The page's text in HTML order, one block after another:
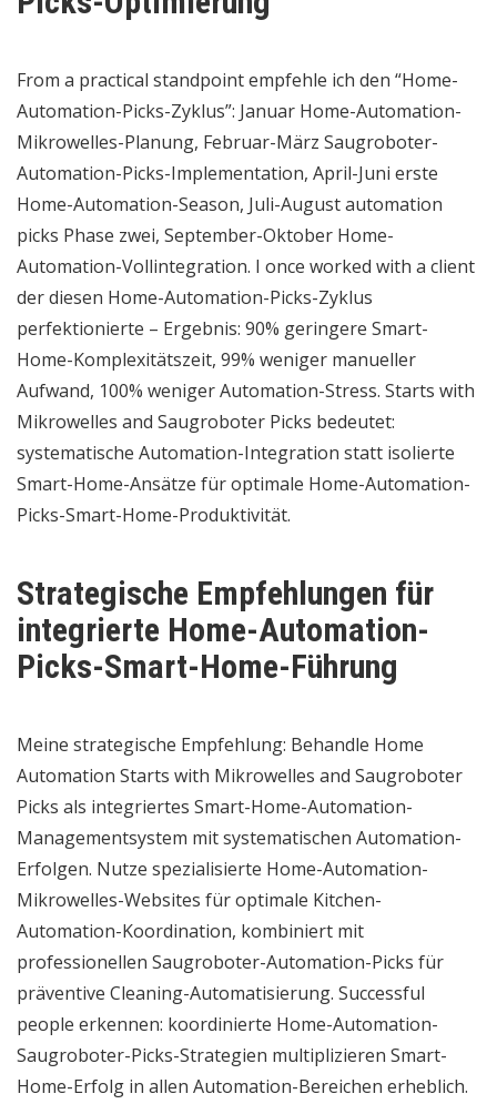
From a practical standpoint empfehle ich den “Home-
Automation-Picks-Zyklus”: Januar Home-Automation-
Mikrowelles-Planung, Februar-März Saugroboter-
Automation-Picks-Implementation, April-Juni erste
Home-Automation-Season, Juli-August automation
picks Phase zwei, September-Oktober Home-
Automation-Vollintegration. I once worked with a client
der diesen Home-Automation-Picks-Zyklus
perfektionierte – Ergebnis: 90% geringere Smart-
Home-Komplexitätszeit, 99% weniger manueller
Aufwand, 100% weniger Automation-Stress. Starts with
Mikrowelles and Saugroboter Picks bedeutet:
systematische Automation-Integration statt isolierte
Smart-Home-Ansätze für optimale Home-Automation-
Picks-Smart-Home-Produktivität.
Strategische Empfehlungen für
integrierte Home-Automation-
Picks-Smart-Home-Führung
Meine strategische Empfehlung: Behandle Home
Automation Starts with Mikrowelles and Saugroboter
Picks als integriertes Smart-Home-Automation-
Managementsystem mit systematischen Automation-
Erfolgen. Nutze spezialisierte Home-Automation-
Mikrowelles-Websites für optimale Kitchen-
Automation-Koordination, kombiniert mit
professionellen Saugroboter-Automation-Picks für
präventive Cleaning-Automatisierung. Successful
people erkennen: koordinierte Home-Automation-
Saugroboter-Picks-Strategien multiplizieren Smart-
Home-Erfolg in allen Automation-Bereichen erheblich.